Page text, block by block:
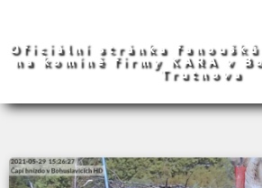
Oficiální stránka fanoušků
na komíně firmy KARA v
Trutnova